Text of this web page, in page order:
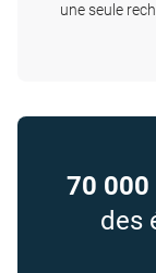
une seule
70 000
des